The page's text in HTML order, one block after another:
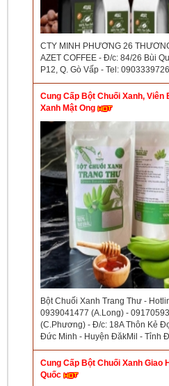
CTY MINH PHƯƠNG 26
AZET COFFEE - Đ/c: 84/26 Bùi
P12, Q. Gò Vấp - Tel: 0903339726
Cung Cấp Bột Chuối Xanh, Viên
Xanh Mật Ong
Bột Chuối Xanh Trang Thư -
0939041477 (A.Long) -
(C.Phương) - Đ/c: 18A Thôn Kẻ
Đức Minh - Huyện ĐăkMil - Tỉnh
Cung Cấp Bột Chuối Xanh Giao
Quốc